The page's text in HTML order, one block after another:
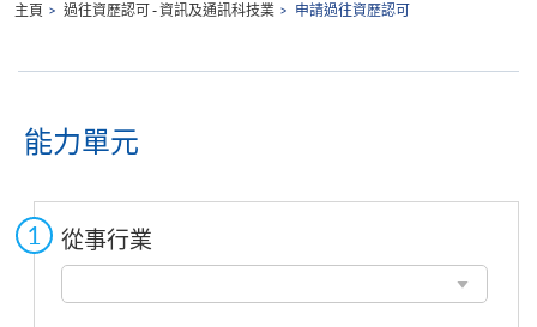
主頁 過往資歷認可 - 資訊及通訊科技業 申請過往資歷認可
能力單元
從事行業
從
事